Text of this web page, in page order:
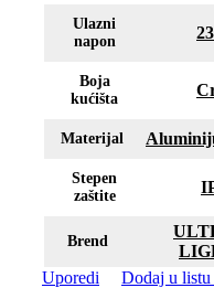
Ulazni
napon
Boja
kućišta
Materijal
Stepen
zaštite
Brend
Uporedi
Dodaj u listu